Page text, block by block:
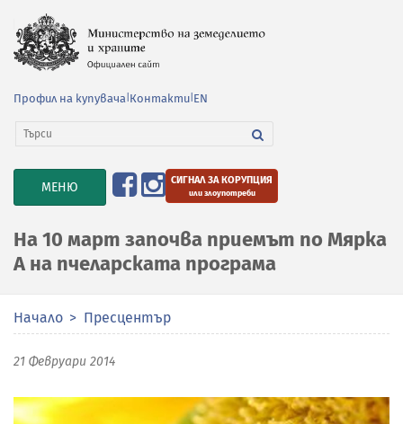
Профил на купувача Контакти EN
TOGGLE
NAVIGATION
МЕНЮ СИГНАЛ ЗА КОРУПЦИЯ
или злоупотреби
На 10 март започва приемът по Мярка
А на пчеларската програма
Начало Пресцентър
21 Февруари 2014